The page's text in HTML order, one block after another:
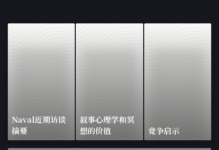
Naval近期访谈
摘要
叙事心理学和冥
想的价值
竞争启示